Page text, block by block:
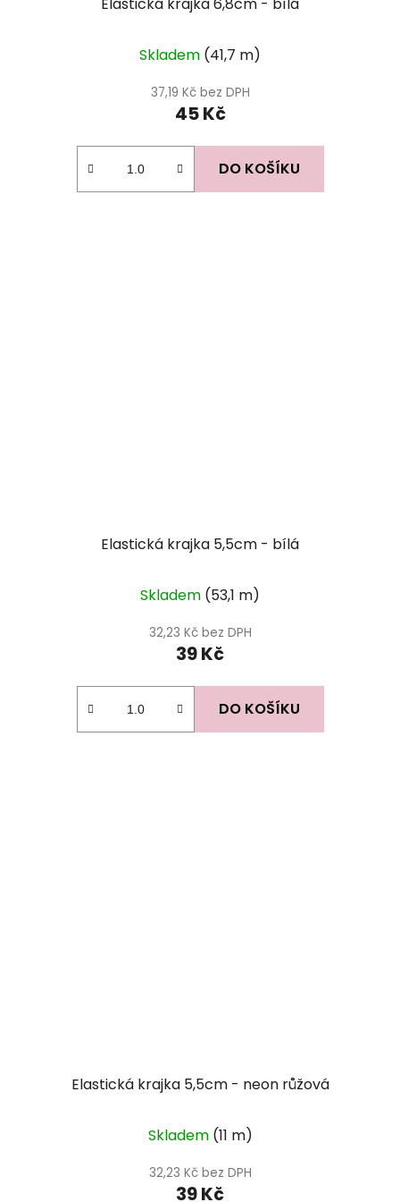
Skladem (41,7 m)
37,19 Kč bez DPH
45 Kč
DO KOŠÍKU
Elastická krajka 5,5cm - bílá
Skladem (53,1 m)
32,23 Kč bez DPH
39 Kč
DO KOŠÍKU
Elastická krajka 5,5cm - neon růžová
Skladem (11 m)
32,23 Kč bez DPH
39 Kč